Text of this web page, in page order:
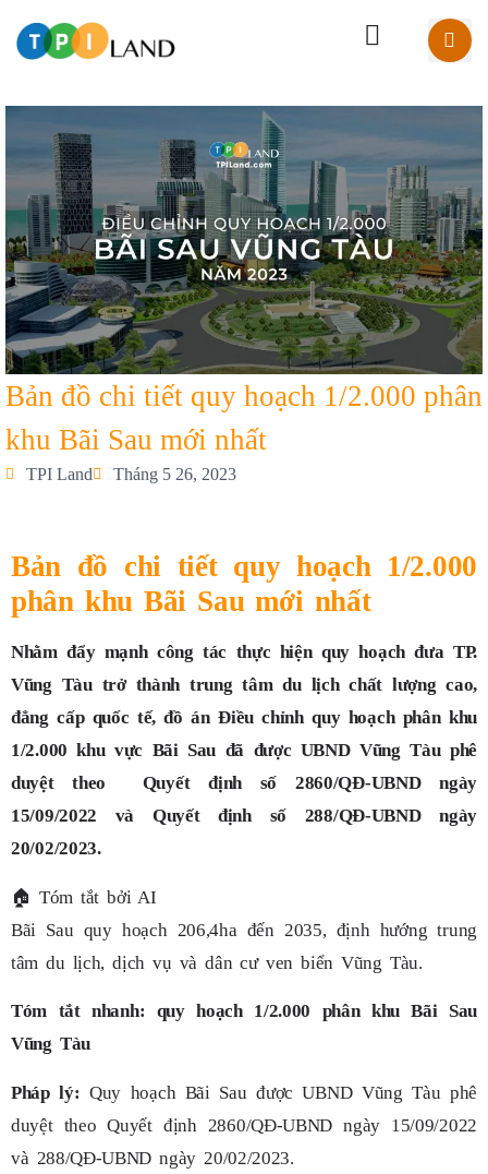
Bản đồ chi tiết quy hoạch 1/2.000 phân
khu Bãi Sau mới nhất
TPI Land Tháng 5 26, 2023
Bản đồ chi tiết quy hoạch 1/2.000
phân khu Bãi Sau mới nhất
Nhằm đẩy mạnh công tác thực hiện quy hoạch đưa TP.
Vũng Tàu trở thành trung tâm du lịch chất lượng cao,
đẳng cấp quốc tế, đồ án Điều chỉnh quy hoạch phân khu
1/2.000 khu vực Bãi Sau đã được UBND Vũng Tàu phê
duyệt theo Quyết định số 2860/QĐ-UBND ngày
15/09/2022 và Quyết định số 288/QĐ-UBND ngày
20/02/2023.
🏠 Tóm tắt bởi AI
Bãi Sau quy hoạch 206,4ha đến 2035, định hướng trung
tâm du lịch, dịch vụ và dân cư ven biển Vũng Tàu.
Tóm tắt nhanh: quy hoạch 1/2.000 phân khu Bãi Sau
Vũng Tàu
Pháp lý: Quy hoạch Bãi Sau được UBND Vũng Tàu phê
duyệt theo Quyết định 2860/QĐ-UBND ngày 15/09/2022
và 288/QĐ-UBND ngày 20/02/2023.